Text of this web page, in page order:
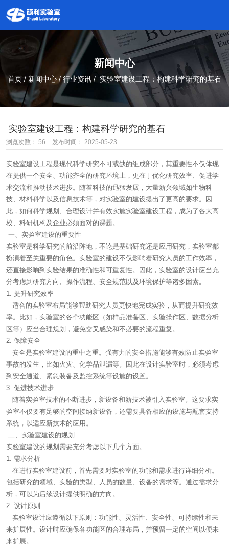
新闻中心
首页 / 新闻中心 / 行业资讯 / 实验室建设工程：构建科学研究的基石
实验室建设工程：构建科学研究的基石
浏览次数： 56 发布时间： 2025-05-23
实验室建设工程是现代科学研究不可或缺的组成部分，其重要性不仅体现
在提供一个安全、功能齐全的研究环境上，更在于优化研究效率、促进学
术交流和推动技术进步。随着科技的迅猛发展，大量新兴领域如生物科
技、材料科学以及信息技术等，对实验室的建设提出了更高的要求。因
此，如何科学规划、合理设计并有效实施实验室建设工程，成为了各大高
校、科研机构及企业必须面对的课题。
一、实验室建设的重要性
实验室是科学研究的前沿阵地，不论是基础研究还是应用研究，实验室都
扮演着至关重要的角色。实验室的建设不仅影响着研究人员的工作效率，
还直接影响到实验结果的准确性和可重复性。因此，实验室的设计应当充
分考虑到研究方向、操作流程、安全规范以及环境保护等诸多因素。
1. 提升研究效率
适合的实验室布局能够帮助研究人员更快地完成实验，从而提升研究效
率。比如，实验室的各个功能区（如样品准备区、实验操作区、数据分析
区等）应当合理规划，避免交叉感染和不必要的流程重复。
2. 保障安全
安全是实验室建设的重中之重。强有力的安全措施能够有效防止实验室
事故的发生，比如火灾、化学品泄漏等。因此在设计实验室时，必须考虑
到安全通道、紧急装备及监控系统等设施的设置。
3. 促进技术进步
随着实验室技术的不断进步，新设备和新技术被引入实验室。这要求实
验室不仅要有足够的空间接纳新设备，还需要具备相应的设施与配套支持
系统，以适应新技术的应用。
二、实验室建设的规划
实验室建设的规划需要充分考虑以下几个方面。
1. 需求分析
在进行实验室建设前，首先需要对实验室的功能和需求进行详细分析。
包括研究的领域、实验的类型、人员的数量、设备的需求等。通过需求分
析，可以为后续设计提供明确的方向。
2. 设计原则
实验室设计应遵循以下原则：功能性、灵活性、安全性、可持续性和未
来扩展性。设计时应确保各功能区的合理布局，并预留一定的空间以便未
来扩展。